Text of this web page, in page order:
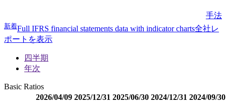
手法
新着Full IFRS financial statements data with indicator charts全社レ
ポートを表示
四半期
年次
Basic Ratios
2026/04/09 2025/12/31 2025/06/30 2024/12/31 2024/09/30